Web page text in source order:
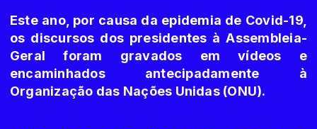
Este ano, por causa da epidemia de Covid-19,
os discursos dos presidentes à Assembleia-
Geral foram gravados em vídeos e
encaminhados antecipadamente à
Organização das Nações Unidas (ONU).